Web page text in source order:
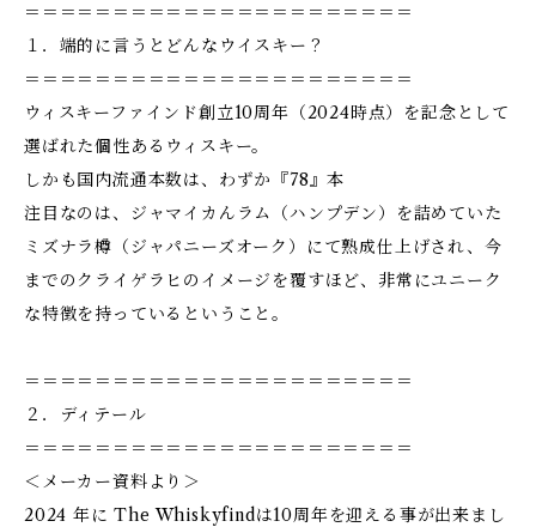
＝＝＝＝＝＝＝＝＝＝＝＝＝＝＝＝＝＝＝＝＝＝
１．端的に言うとどんなウイスキー？
＝＝＝＝＝＝＝＝＝＝＝＝＝＝＝＝＝＝＝＝＝＝
ウィスキーファインド創立10周年（2024時点）を記念として
選ばれた個性あるウィスキー。
しかも国内流通本数は、わずか『78』本
注目なのは、ジャマイカんラム（ハンプデン）を詰めていた
ミズナラ樽（ジャパニーズオーク）にて熟成仕上げされ、今
までのクライゲラヒのイメージを覆すほど、非常にユニーク
な特徴を持っているということ。
＝＝＝＝＝＝＝＝＝＝＝＝＝＝＝＝＝＝＝＝＝＝
２．ディテール
＝＝＝＝＝＝＝＝＝＝＝＝＝＝＝＝＝＝＝＝＝＝
＜メーカー資料より＞
2024 年に The Whiskyfindは10周年を迎える事が出来まし